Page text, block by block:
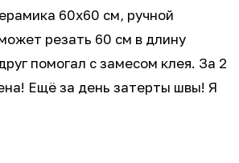
60х60 см, ручной
резать 60 см в длину
помогал с замесом клея. За 2
Ещё за день затерты швы! Я